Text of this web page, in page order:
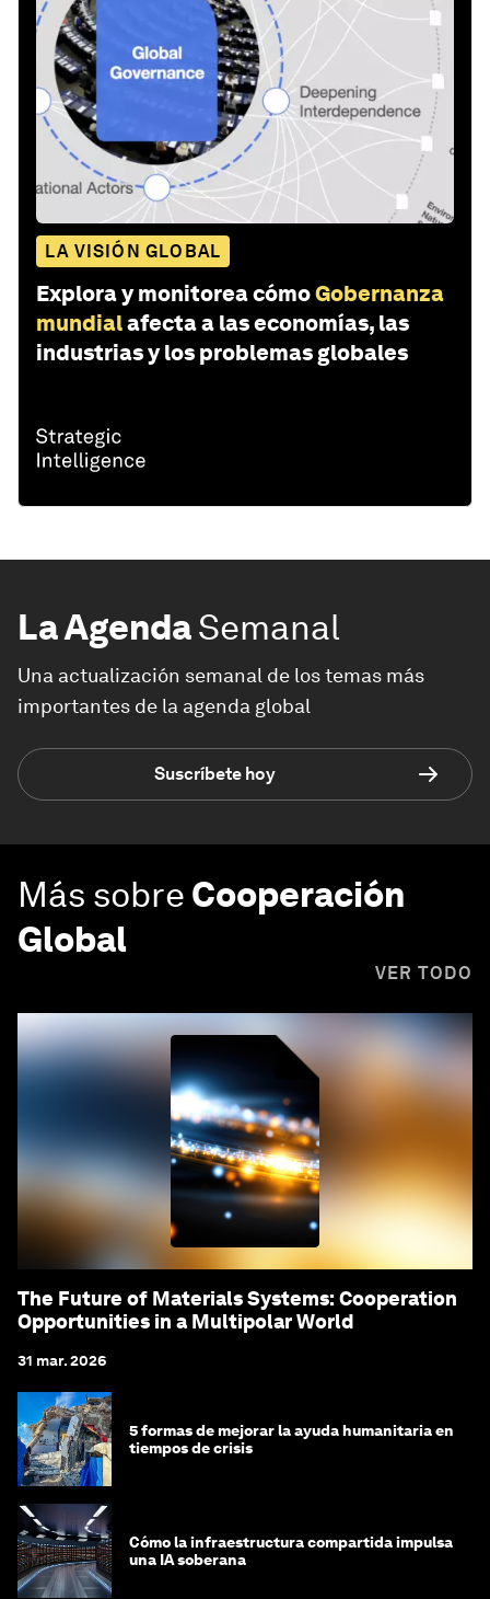
LA VISIÓN GLOBAL
Explora y monitorea cómoGobernanza
mundialafecta a las economías, las
industrias y los problemas globales
La AgendaSemanal
Una actualización semanal de los temas más
importantes de la agenda global
Suscríbete hoy
Más sobre Cooperación
Global
VER TODO
The Future of Materials Systems: Cooperation
Opportunities in a Multipolar World
31 mar. 2026
5 formas de mejorar la ayuda humanitaria en
tiempos de crisis
Cómo la infraestructura compartida impulsa
una IA soberana